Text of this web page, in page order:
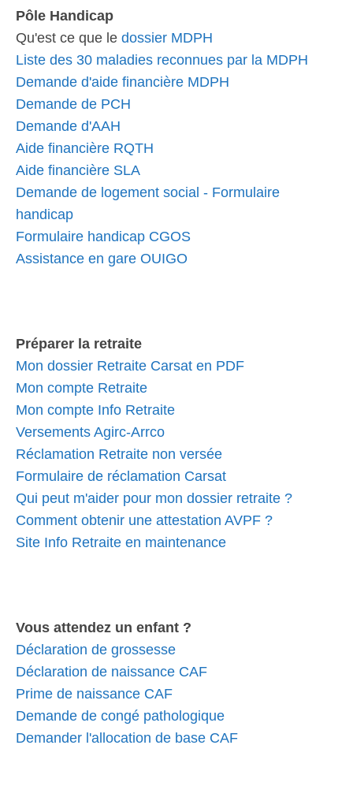
Pôle Handicap
Qu'est ce que le dossier MDPH
Liste des 30 maladies reconnues par la MDPH
Demande d'aide financière MDPH
Demande de PCH
Demande d'AAH
Aide financière RQTH
Aide financière SLA
Demande de logement social - Formulaire
handicap
Formulaire handicap CGOS
Assistance en gare OUIGO
Préparer la retraite
Mon dossier Retraite Carsat en PDF
Mon compte Retraite
Mon compte Info Retraite
Versements Agirc-Arrco
Réclamation Retraite non versée
Formulaire de réclamation Carsat
Qui peut m'aider pour mon dossier retraite ?
Comment obtenir une attestation AVPF ?
Site Info Retraite en maintenance
Vous attendez un enfant ?
Déclaration de grossesse
Déclaration de naissance CAF
Prime de naissance CAF
Demande de congé pathologique
Demander l'allocation de base CAF